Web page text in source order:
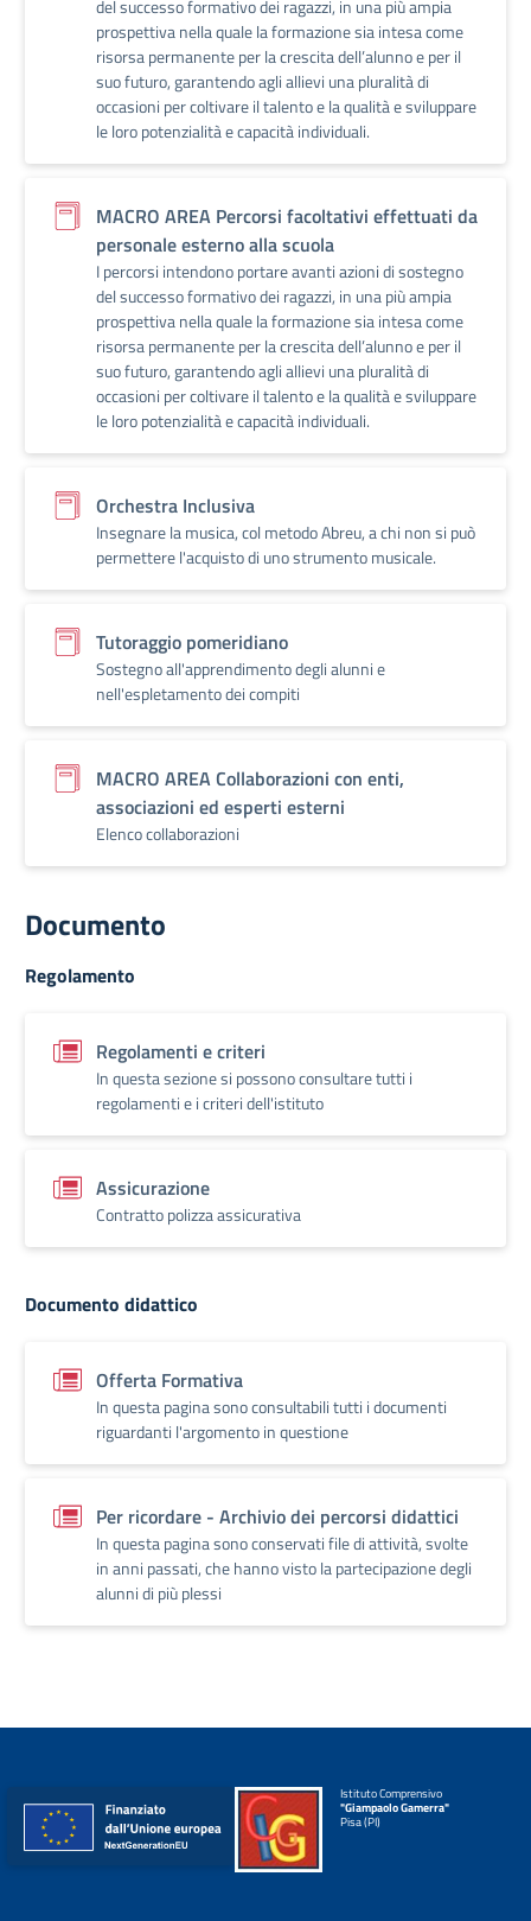
del successo formativo dei ragazzi, in una più ampia
prospettiva nella quale la formazione sia intesa come
risorsa permanente per la crescita dell’alunno e per il
suo futuro, garantendo agli allievi una pluralità di
occasioni per coltivare il talento e la qualità e sviluppare
le loro potenzialità e capacità individuali.
MACRO AREA Percorsi facoltativi effettuati da
personale esterno alla scuola
I percorsi intendono portare avanti azioni di sostegno
del successo formativo dei ragazzi, in una più ampia
prospettiva nella quale la formazione sia intesa come
risorsa permanente per la crescita dell’alunno e per il
suo futuro, garantendo agli allievi una pluralità di
occasioni per coltivare il talento e la qualità e sviluppare
le loro potenzialità e capacità individuali.
Orchestra Inclusiva
Insegnare la musica, col metodo Abreu, a chi non si può
permettere l'acquisto di uno strumento musicale.
Tutoraggio pomeridiano
Sostegno all'apprendimento degli alunni e
nell'espletamento dei compiti
MACRO AREA Collaborazioni con enti,
associazioni ed esperti esterni
Elenco collaborazioni
Documento
Regolamento
Regolamenti e criteri
In questa sezione si possono consultare tutti i
regolamenti e i criteri dell'istituto
Assicurazione
Contratto polizza assicurativa
Documento didattico
Offerta Formativa
In questa pagina sono consultabili tutti i documenti
riguardanti l'argomento in questione
Per ricordare - Archivio dei percorsi didattici
In questa pagina sono conservati file di attività, svolte
in anni passati, che hanno visto la partecipazione degli
alunni di più plessi
Istituto Comprensivo
"Giampaolo Gamerra"
Pisa (PI)